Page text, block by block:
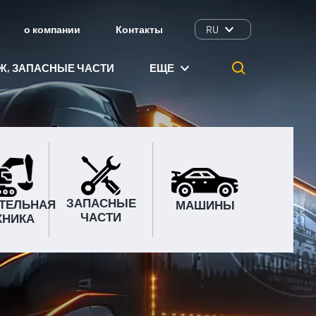
о компании Контакты RU
ЗАПАСНЫЕ ЧАСТИ ЕЩЕ
ЗАПАСНЫЕ
ЧАСТИ
МАШИНЫ